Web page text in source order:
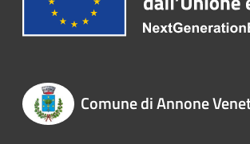
Comune di Annone